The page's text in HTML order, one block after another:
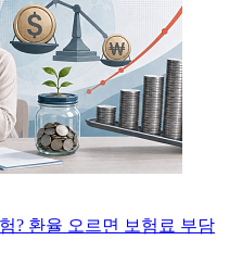
? 환율 오르면 보험료 부담